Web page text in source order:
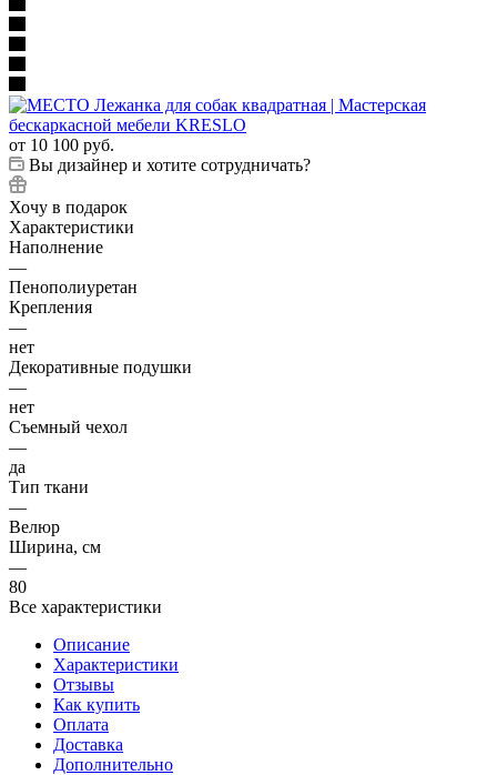
от 10 100 руб.
Вы дизайнер и хотите сотрудничать?
Хочу в подарок
Характеристики
Наполнение
—
Пенополиуретан
Крепления
—
нет
Декоративные подушки
—
нет
Съемный чехол
—
да
Тип ткани
—
Велюр
Ширина, см
—
80
Все характеристики
Описание
Характеристики
Отзывы
Как купить
Оплата
Доставка
Дополнительно